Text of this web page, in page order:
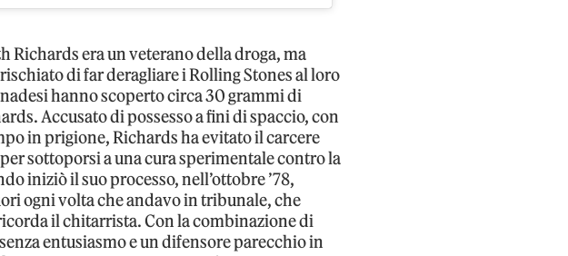
Richards era un veterano della droga, ma
di far deragliare i Rolling Stones al loro
hanno scoperto circa 30 grammi di
Accusato di possesso a fini di spaccio, con
in prigione, Richards ha evitato il carcere
sottoporsi a una cura sperimentale contro la
iniziò il suo processo, nell’ottobre ’78,
ogni volta che andavo in tribunale, che
il chitarrista. Con la combinazione di
entusiasmo e un difensore parecchio in